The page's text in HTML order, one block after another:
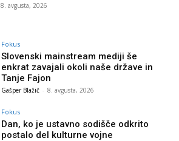
8. avgusta, 2026
Fokus
Slovenski mainstream mediji še
enkrat zavajali okoli naše države in
Tanje Fajon
Gašper Blažič - 8. avgusta, 2026
Fokus
Dan, ko je ustavno sodišče odkrito
postalo del kulturne vojne